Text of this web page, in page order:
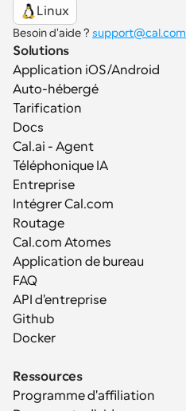
Linux
Besoin d'aide ? support@cal.com
Solutions
Application iOS/Android
Auto-hébergé
Tarification
Docs
Cal.ai - Agent
Téléphonique IA
Entreprise
Intégrer Cal.com
Routage
Cal.com Atomes
Application de bureau
FAQ
API d'entreprise
Github
Docker
Ressources
Programme d'affiliation